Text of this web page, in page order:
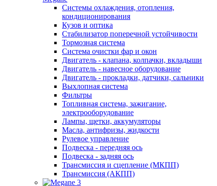
Системы охлаждения, отопления,
кондиционирования
Кузов и оптика
Стабилизатор поперечной устойчивости
Тормозная система
Система очистки фар и окон
Двигатель - клапана, колпачки, вкладыши
Двигатель - навесное оборудование
Двигатель - прокладки, датчики, сальники
Выхлопная система
Фильтры
Топливная система, зажигание,
электрооборудование
Лампы, щетки, аккумуляторы
Масла, антифризы, жидкости
Рулевое управление
Подвеска - передняя ось
Подвеска - задняя ось
Трансмиссия и сцепление (МКПП)
Трансмиссия (АКПП)